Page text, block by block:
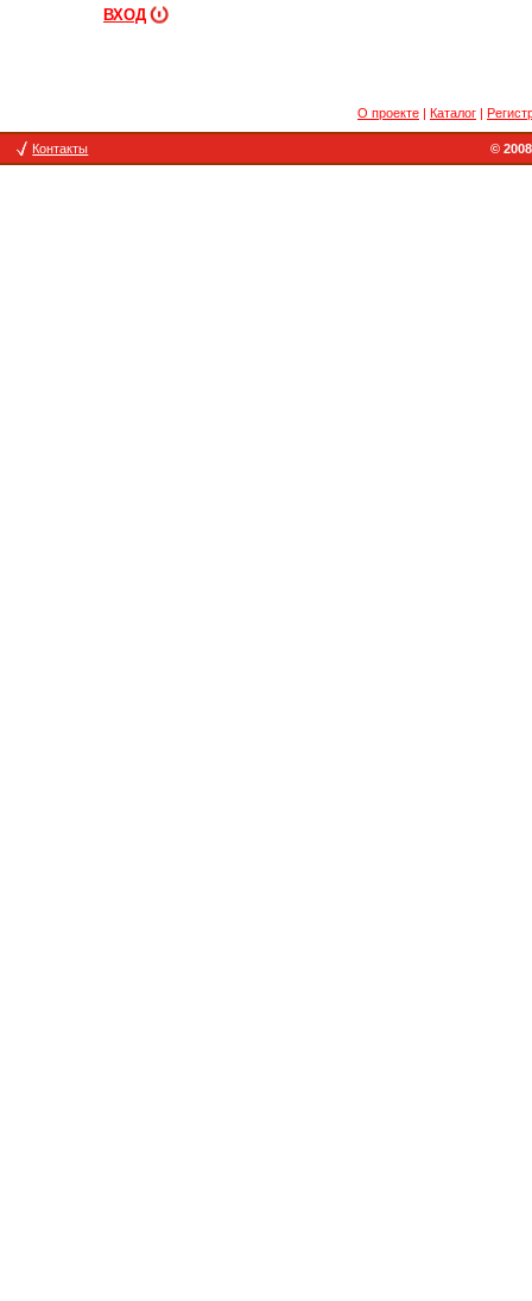
ВХОД
О проекте Каталог
Контакты ©